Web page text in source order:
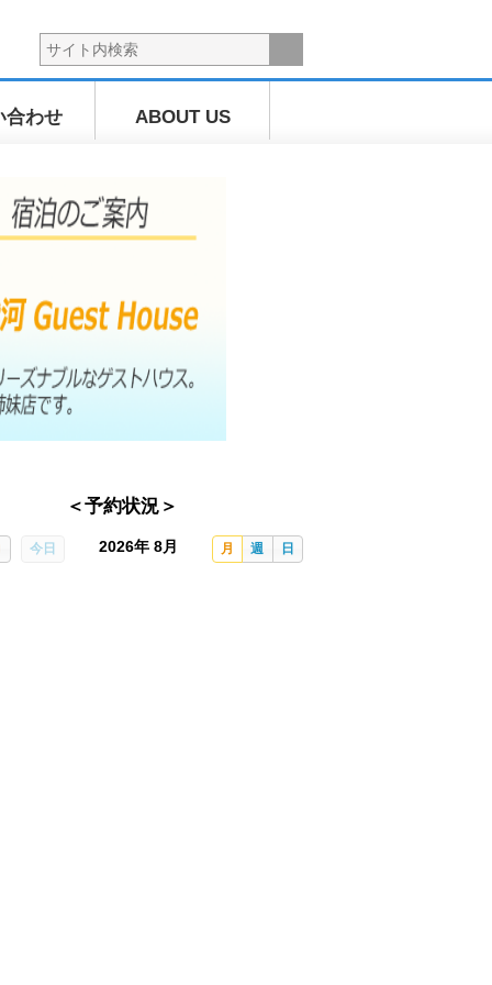
上散歩ツ
アー
合わせ ABOUT US
＜予約状況＞
今日 月 週 日
2026年 8月